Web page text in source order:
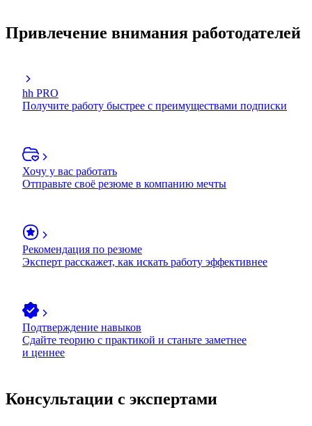
Привлечение внимания работодателей
hh PRO
Получите работу быстрее с преимуществами подписки
Хочу у вас работать
Отправьте своё резюме в компанию мечты
Рекомендация по резюме
Эксперт расскажет, как искать работу эффективнее
Подтверждение навыков
Сдайте теорию с практикой и станьте заметнее
и ценнее
Консультации с экспертами